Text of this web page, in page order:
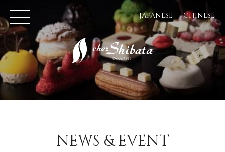
JAPANESE CHINESE
NEWS & EVENT